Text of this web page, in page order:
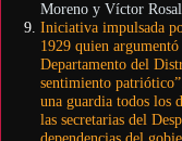
Moreno y Víctor
Iniciativa impulsada
1929 quien
Departamento del
sentimiento
una guardia todos los
las secretarias del